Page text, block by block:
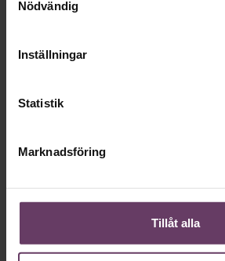
Nödvändig
Inställningar
Statistik
Marknadsföring
Tillåt alla
Delta i Chefbarometern 2026